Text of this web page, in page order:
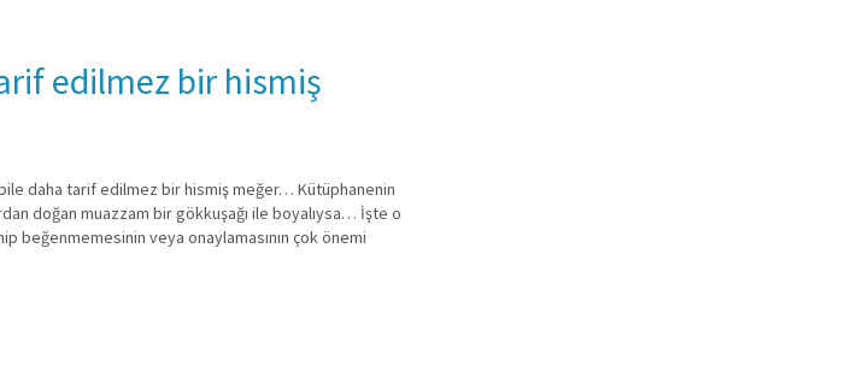
edilmez bir hismiş
bile daha tarif edilmez bir hismiş meğer… Kütüphanenin
doğan muazzam bir gökkuşağı ile boyalıysa… İşte o
beğenmemesinin veya onaylamasının çok önemi